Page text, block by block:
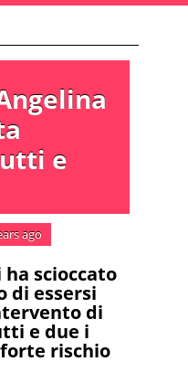
e
ago
ha scioccato
di essersi
di
e due i
rischio